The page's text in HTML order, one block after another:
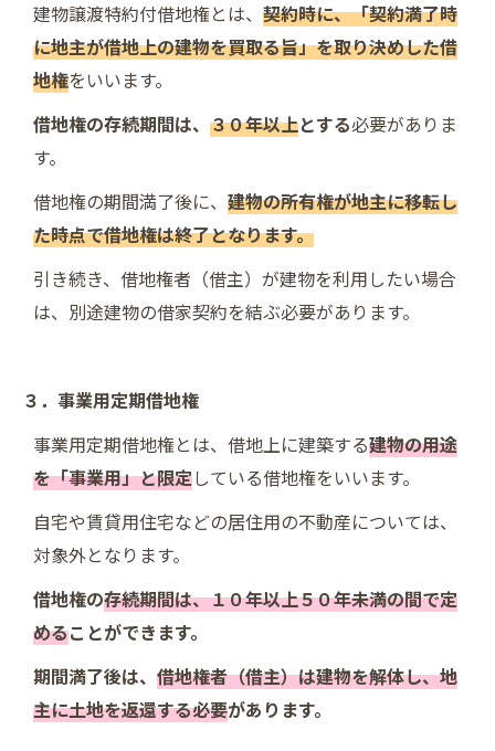
建物譲渡特約付借地権とは、 契約時に、「契約満了時
に地主が借地上の建物を買取る旨」を取り決めした借
地権をいいます。
借地権の存続期間は、 ３０年以上とする必要がありま
す。
借地権の期間満了後に、 建物の所有権が地主に移転し
た時点で借地権は終了となります。
引き続き、借地権者（借主）が建物を利用したい場合
は、別途建物の借家契約を結ぶ必要があります。
３．事業用定期借地権
事業用定期借地権とは、借地上に建築する建物の用途
を「事業用」と限定している借地権をいいます。
自宅や賃貸用住宅などの居住用の不動産については、
対象外となります。
借地権の存続期間は、１０年以上５０年未満の間で定
めることができます。
期間満了後は、 借地権者（借主）は建物を解体し、地
主に土地を返還する必要があります。